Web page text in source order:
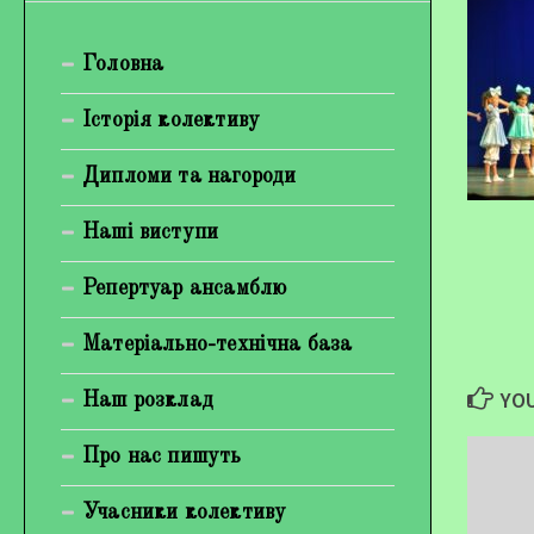
Гірієнко Ірина Михайлівна
Галерея
Відеогалерея
Фотогалерея
Головна
Історія колективу
Дипломи та нагороди
Наші виступи
Репертуар ансамблю
Матеріально-технічна база
Наш розклад
Про нас пишуть
Учасники колективу